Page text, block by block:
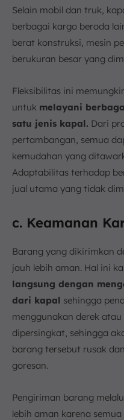
Selain mobil dan truk,
berbagai kargo beroda
berat konstruksi, mesin
berukuran besar yang
Fleksibilitas ini
untuk melayani
satu jenis kapal. Dari
pertambangan, semua
kemudahan yang
Adaptabilitas terhadap
jual utama yang tidak
c. Keamanan
Barang yang dikirimkan
jauh lebih aman. Hal ini
langsung dengan
dari kapal sehingga
menggunakan derek
dipersingkat, sehingga
barang tersebut rusak
goresan.
Pengiriman barang
lebih aman karena